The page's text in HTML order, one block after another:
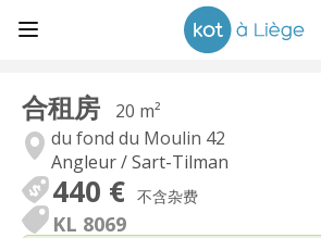
合租房
20 m²
du fond du Moulin 42
Angleur / Sart-Tilman
440 € 不含杂费
KL 8069